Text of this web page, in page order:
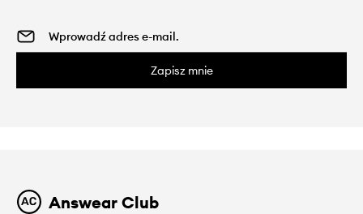
Zapisz mnie
Answear Club